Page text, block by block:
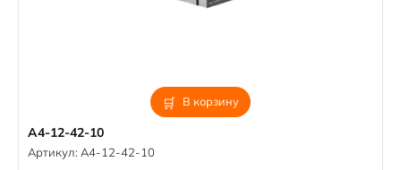
В корзину
А4-12-42-10
Артикул: А4-12-42-10